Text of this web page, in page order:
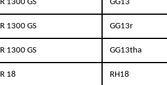
R 1300 GS GG13
R 1300 GS GG13r
R 1300 GS GG13tha
R 18 RH18